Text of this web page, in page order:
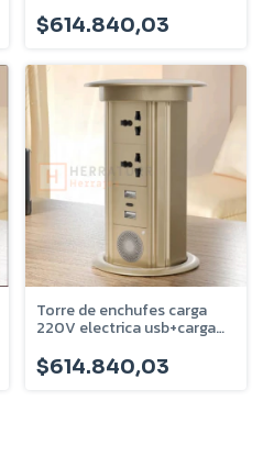
$614.840,03
Torre de enchufes carga
220V electrica usb+carga
Dorada
$614.840,03